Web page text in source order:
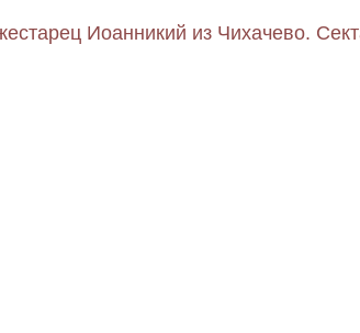
Иоанникий из Чихачево.